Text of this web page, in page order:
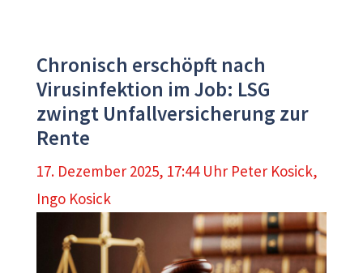
Chronisch erschöpft nach
Virusinfektion im Job: LSG
zwingt Unfallversicherung zur
Rente
17. Dezember 2025, 17:44 Uhr Peter Kosick,
Ingo Kosick